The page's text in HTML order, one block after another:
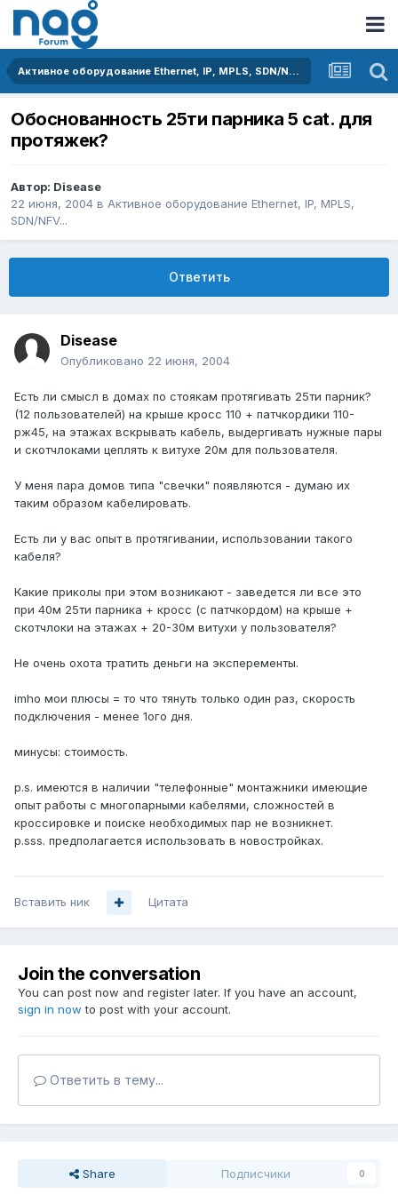
Активное оборудование Ethernet, IP, MPLS, SDN/NFV...
Обоснованность 25ти парника 5 cat. для
протяжек?
Автор: Disease
22 июня, 2004 в Активное оборудование Ethernet, IP, MPLS,
SDN/NFV...
Ответить
Disease
Опубликовано 22 июня, 2004
Есть ли смысл в домах по стоякам протягивать 25ти парник?
(12 пользователей) на крыше кросс 110 + патчкордики 110-
рж45, на этажах вскрывать кабель, выдергивать нужные пары
и скотчлоками цеплять к витухе 20м для пользователя.
У меня пара домов типа "свечки" появляются - думаю их
таким образом кабелировать.
Есть ли у вас опыт в протягивании, использовании такого
кабеля?
Какие приколы при этом возникают - заведется ли все это
при 40м 25ти парника + кросс (с патчкордом) на крыше +
скотчлоки на этажах + 20-30м витухи у пользователя?
Не очень охота тратить деньги на эксперементы.
imho мои плюсы = то что тянуть только один раз, скорость
подключения - менее 1ого дня.
минусы: стоимость.
p.s. имеются в наличии "телефонные" монтажники имеющие
опыт работы с многопарными кабелями, сложностей в
кроссировке и поиске необходимых пар не возникнет.
p.sss. предполагается использовать в новостройках.
Вставить ник Цитата
Join the conversation
You can post now and register later. If you have an account,
sign in now to post with your account.
Ответить в тему...
Share Подписчики 0